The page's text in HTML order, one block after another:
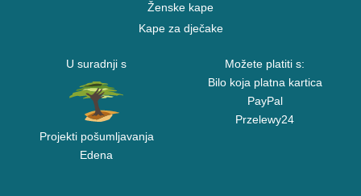
Ženske kape
Kape za dječake
U suradnji s
Projekti pošumljavanja
Edena
Možete platiti s:
Bilo koja platna kartica
PayPal
Przelewy24